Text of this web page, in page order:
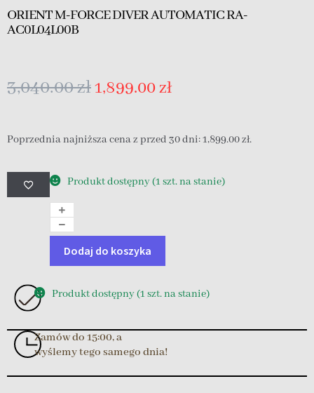
ORIENT M-FORCE DIVER AUTOMATIC RA-
AC0L04L00B
3,040.00zł1,899.00zł
Poprzednia najniższa cena z przed 30 dni:1,899.00zł.
Produkt dostępny (1 szt. na stanie)
Dodaj do koszyka
Produkt dostępny (1 szt. na stanie)
Zamów do 15:00, a
wyślemy tego samego dnia!